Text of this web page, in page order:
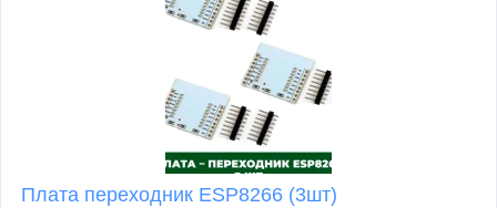
Плата переходник ESP8266 (3шт)